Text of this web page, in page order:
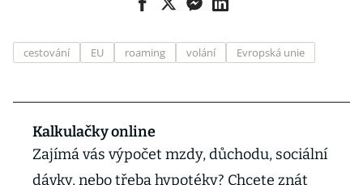
cestování EU roaming volání Evropská unie
Kalkulačky online
Zajímá vás výpočet mzdy, důchodu, sociální
dávky, nebo třeba hypotéky? Chcete znát